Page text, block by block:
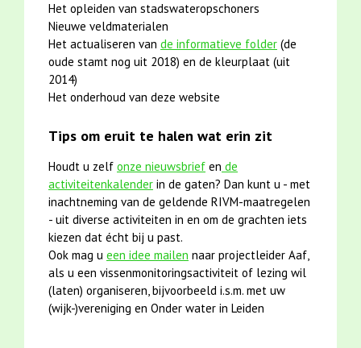
Het opleiden van stadswateropschoners
Nieuwe veldmaterialen
Het actualiseren van de informatieve folder (de
oude stamt nog uit 2018) en de kleurplaat (uit
2014)
Het onderhoud van deze website
Tips om eruit te halen wat erin zit
Houdt u zelf onze nieuwsbrief en de
activiteitenkalender in de gaten? Dan kunt u - met
inachtneming van de geldende RIVM-maatregelen
- uit diverse activiteiten in en om de grachten iets
kiezen dat écht bij u past.
Ook mag u een idee mailen naar projectleider Aaf,
als u een vissenmonitoringsactiviteit of lezing wil
(laten) organiseren, bijvoorbeeld i.s.m. met uw
(wijk-)vereniging en Onder water in Leiden